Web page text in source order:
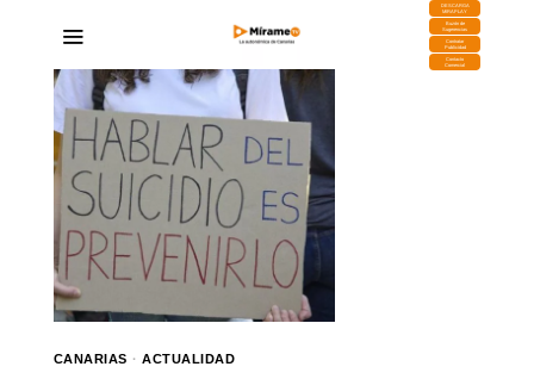
DESCARGA
MIRAPLAY
Buzón de
Sugerencias
Contratar
Publicidad
Contacto
Comercial
CANARIAS · ACTUALIDAD